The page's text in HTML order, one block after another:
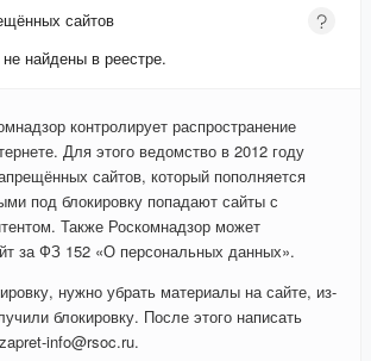
сайтов
найдены в реестре.
контролирует распространение
Для этого ведомство в 2012 году
сайтов, который пополняется
под блокировку попадают сайты с
Также Роскомнадзор может
за ФЗ 152 «О персональных данных».
нужно убрать материалы на сайте, из-
блокировку. После этого написать
info@rsoc.ru.